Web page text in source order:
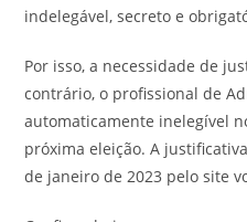
indelegável, secreto e
Por isso, a necessidade de
contrário, o profissional de
automaticamente inelegível
próxima eleição. A
de janeiro de 2023 pelo site